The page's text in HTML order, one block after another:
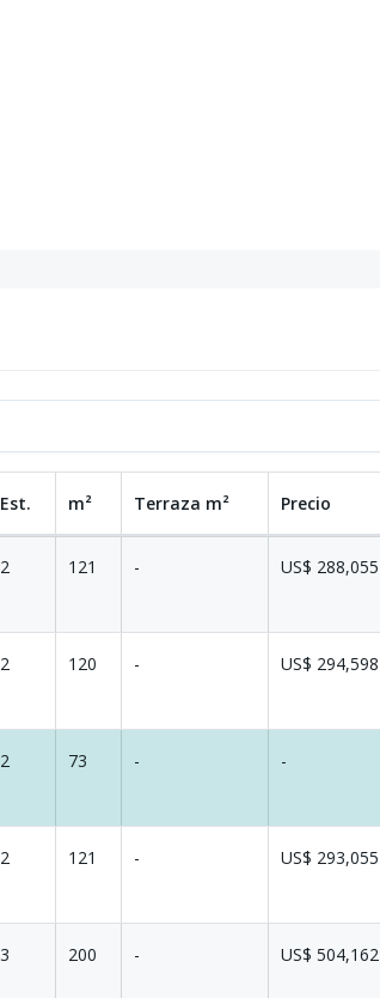
Est. m² Terraza m² Precio
2 121 - US$ 288,055
2 120 - US$ 294,598
2 73 - -
2 121 - US$ 293,055
3 200 - US$ 504,162